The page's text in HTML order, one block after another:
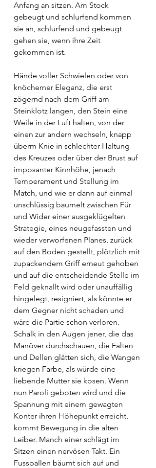
Anfang an sitzen. Am Stock
gebeugt und schlurfend kommen
sie an, schlurfend und gebeugt
gehen sie, wenn ihre Zeit
gekommen ist.
Hände voller Schwielen oder von
knöcherner Eleganz, die erst
zögernd nach dem Griff am
Steinklotz langen, den Stein eine
Weile in der Luft halten, von der
einen zur andern wechseln, knapp
überm Knie in schlechter Haltung
des Kreuzes oder über der Brust auf
imposanter Kinnhöhe, jenach
Temperament und Stellung im
Match, und wie er dann auf einmal
unschlüssig baumelt zwischen Für
und Wider einer ausgeklügelten
Strategie, eines neugefassten und
wieder verworfenen Planes, zurück
auf den Boden gestellt, plötzlich mit
zupackendem Griff erneut gehoben
und auf die entscheidende Stelle im
Feld geknallt wird oder unauffällig
hingelegt, resigniert, als könnte er
dem Gegner nicht schaden und
wäre die Partie schon verloren.
Schalk in den Augen jener, die das
Manöver durchschauen, die Falten
und Dellen glätten sich, die Wangen
kriegen Farbe, als würde eine
liebende Mutter sie kosen. Wenn
nun Paroli geboten wird und die
Spannung mit einem gewagten
Konter ihren Höhepunkt erreicht,
kommt Bewegung in die alten
Leiber. Manch einer schlägt im
Sitzen einen nervösen Takt. Ein
Fussballen bäumt sich auf und